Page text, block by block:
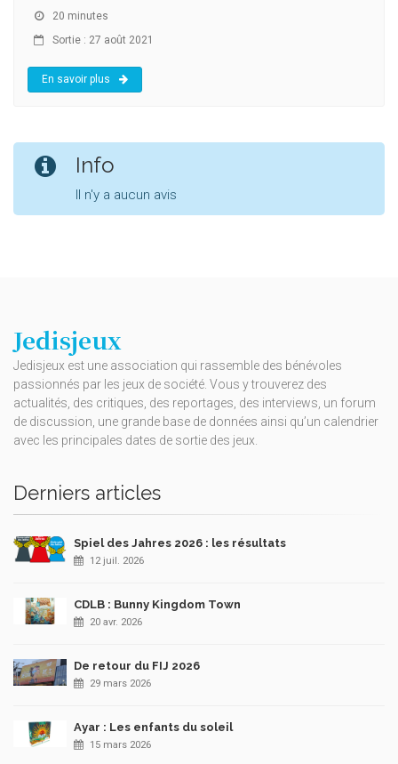
20 minutes
Sortie : 27 août 2021
En savoir plus
Info
Il n'y a aucun avis
Jedisjeux
Jedisjeux est une association qui rassemble des bénévoles
passionnés par les jeux de société. Vous y trouverez des
actualités, des critiques, des reportages, des interviews, un forum
de discussion, une grande base de données ainsi qu’un calendrier
avec les principales dates de sortie des jeux.
Derniers articles
Spiel des Jahres 2026 : les résultats
12 juil. 2026
CDLB : Bunny Kingdom Town
20 avr. 2026
De retour du FIJ 2026
29 mars 2026
Ayar : Les enfants du soleil
15 mars 2026